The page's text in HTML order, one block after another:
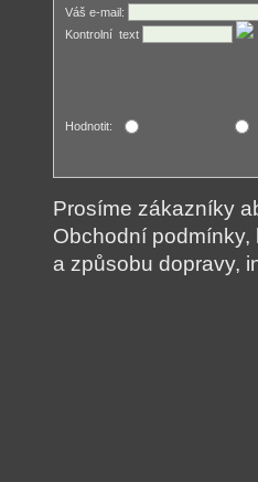
Váš e-mail:
Kontrolní ­ text
Hodnotit:
Prosíme zákazníky
Obchodní
a způsobu dopravy,